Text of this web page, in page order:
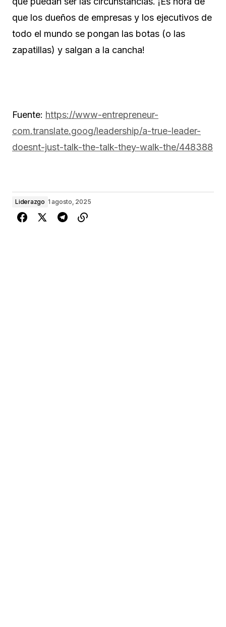
que los dueños de empresas y los ejecutivos de
todo el mundo se pongan las botas (o las
zapatillas) y salgan a la cancha!
Fuente: https://www-entrepreneur-
com.translate.goog/leadership/a-true-leader-
doesnt-just-talk-the-talk-they-walk-the/448388
Liderazgo 1 agosto, 2025